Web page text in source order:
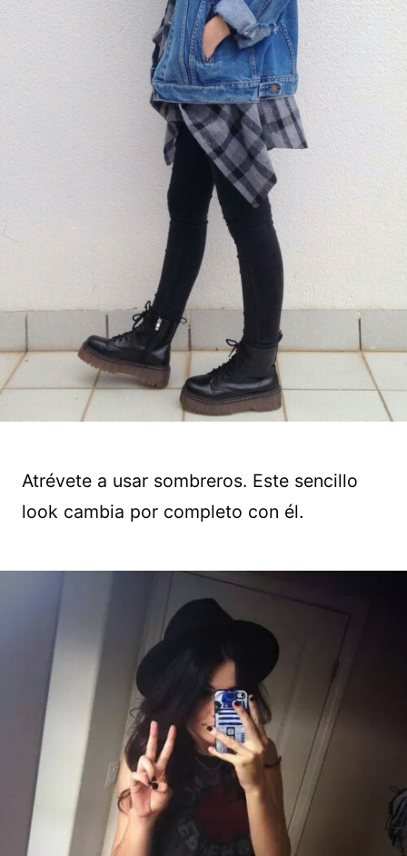
Atrévete a usar sombreros. Este sencillo
look cambia por completo con él.